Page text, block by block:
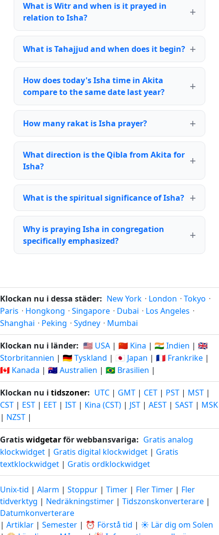
What is Witr and when is it prayed in
relation to Isha?
What is Tahajjud and when does it begin?
How does today's Isha time in Akita
compare to the same date last year?
How many rakat is Isha prayer?
What direction is the Qibla from Akita for
Isha?
What is the spiritual significance of Isha?
Why is praying Isha in congregation
specifically emphasized?
Klockan nu i dessa städer: New York · London · Tokyo ·
Paris · Hongkong · Singapore · Dubai · Los Angeles ·
Shanghai · Peking · Sydney · Mumbai
Klockan nu i länder: 🇺🇸 USA | 🇨🇳 Kina | 🇮🇳 Indien | 🇬🇧
Storbritannien | 🇩🇪 Tyskland | 🇯🇵 Japan | 🇫🇷 Frankrike |
🇨🇦 Kanada | 🇦🇺 Australien | 🇧🇷 Brasilien |
Klockan nu i tidszoner: UTC | GMT | CET | PST | MST |
CST | EST | EET | IST | Kina (CST) | JST | AEST | SAST | MSK
| NZST |
Gratiswidgetarför webbansvariga: Gratis analog
klockwidget | Gratis digital klockwidget | Gratis
textklockwidget | Gratis ordklockwidget
Unix-tid | Alarm | Stoppur | Timer | Fler Timer | Fler
tidverktyg | Nedräkningstimer | Tidszonskonverterare |
Datumkonverterare
| Artiklar | Semester | ⏰ Förstå tid | ☀️ Lär dig om Solen